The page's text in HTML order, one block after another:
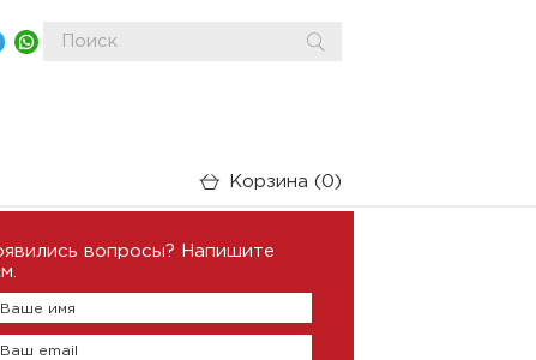
Корзина 0
вопросы? Напишите
Ваше имя
Ваш email